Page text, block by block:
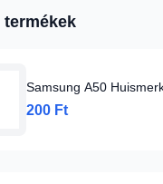
Samsung A50
200 Ft